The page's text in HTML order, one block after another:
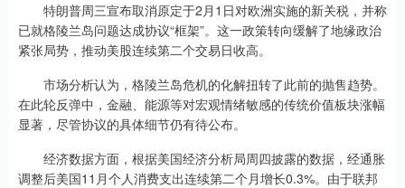
特朗普周三宣布取消原定于2月1日对欧洲实施的新关税，并称
已就格陵兰岛问题达成协议“框架”。这一政策转向缓解了地缘政治
紧张局势，推动美股连续第二个交易日收高。
市场分析认为，格陵兰岛危机的化解扭转了此前的抛售趋势。
在此轮反弹中，金融、能源等对宏观情绪敏感的传统价值板块涨幅
显著，尽管协议的具体细节仍有待公布。
经济数据方面，根据美国经济分析局周四披露的数据，经通胀
调整后美国11月个人消费支出连续第二个月增长0.3%。由于联邦